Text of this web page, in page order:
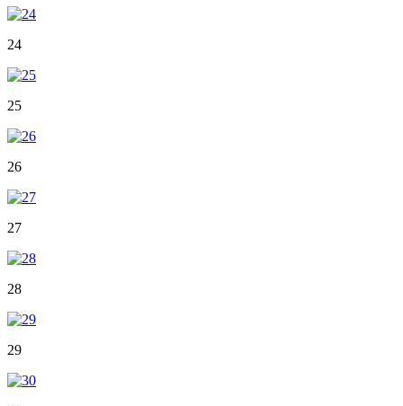
24
25
26
27
28
29